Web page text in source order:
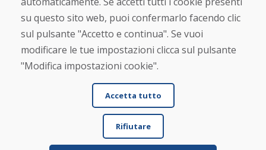
Verificato dai clienti
★★★★★
© DOMIVOSPORT 2026, tutti i diritti riservati
su questo sito web, puoi confermarlo facendo clic
sul pulsante "Accetto e continua". Se vuoi
modificare le tue impostazioni clicca sul pulsante
"Modifica impostazioni cookie".
Accetta tutto
Rifiutare